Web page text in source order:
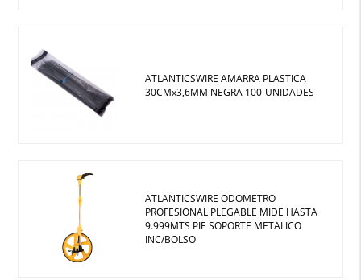
ATLANTICSWIRE AMARRA PLASTICA
30CMx3,6MM NEGRA 100-UNIDADES
ATLANTICSWIRE ODOMETRO
PROFESIONAL PLEGABLE MIDE HASTA
9.999MTS PIE SOPORTE METALICO
INC/BOLSO